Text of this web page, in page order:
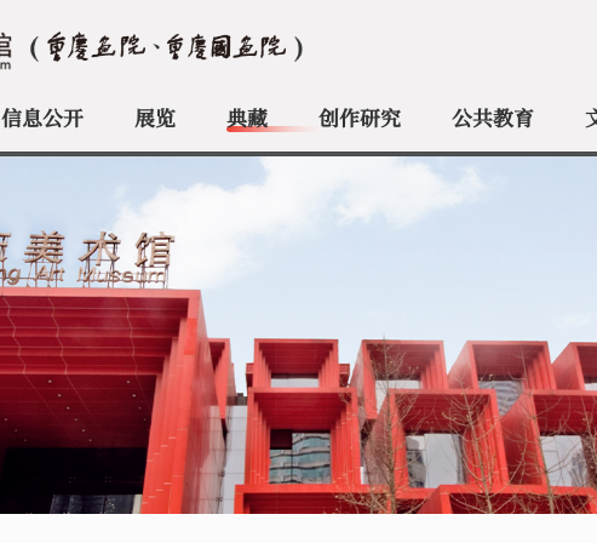
信息公开 展览 典藏 创作研究 公共教育